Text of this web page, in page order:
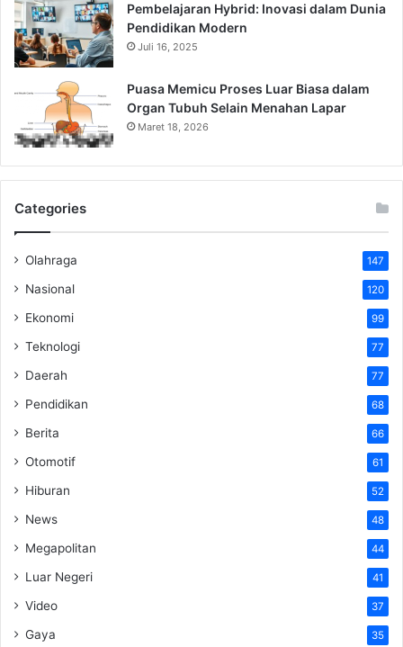
Pembelajaran Hybrid: Inovasi dalam Dunia
Pendidikan Modern
Juli 16, 2025
Puasa Memicu Proses Luar Biasa dalam
Organ Tubuh Selain Menahan Lapar
Maret 18, 2026
Categories
Olahraga 147
Nasional 120
Ekonomi 99
Teknologi 77
Daerah 77
Pendidikan 68
Berita 66
Otomotif 61
Hiburan 52
News 48
Megapolitan 44
Luar Negeri 41
Video 37
Gaya 35